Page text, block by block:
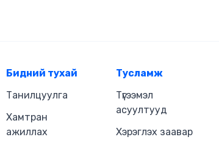
Бидний тухай
Танилцуулга
Хамтран
ажиллах
Тусламж
Түгээмэл
асуултууд
Хэрэглэх заавар